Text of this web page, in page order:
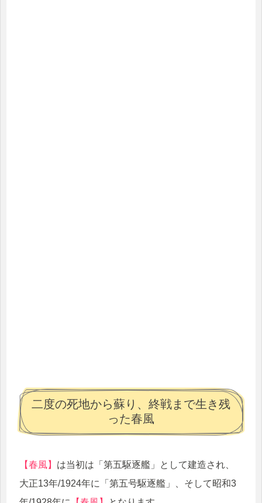
二度の死地から蘇り、終戦まで生き残
った春風
【春風】 は当初は「第五駆逐艦」として建造され、
大正13年/1924年に「第五号駆逐艦」、そして昭和3